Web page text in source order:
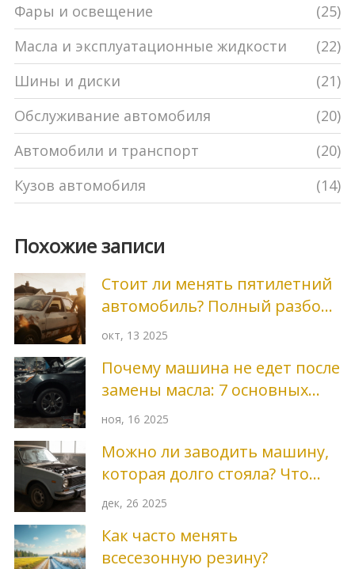
Фары и освещение
(25)
Масла и эксплуатационные жидкости
(22)
Шины и диски
(21)
Обслуживание автомобиля
(20)
Автомобили и транспорт
(20)
Кузов автомобиля
(14)
Похожие записи
Стоит ли менять пятилетний
автомобиль? Полный разбор
решения
окт, 13 2025
Почему машина не едет после
замены масла: 7 основных
причин и как это исправить
ноя, 16 2025
Можно ли заводить машину,
которая долго стояла? Что
делать, чтобы не сломать
дек, 26 2025
Как часто менять
всесезонную резину?